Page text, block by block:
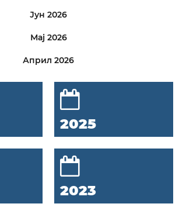
Јун 2026
Мај 2026
Април 2026
2025
2023